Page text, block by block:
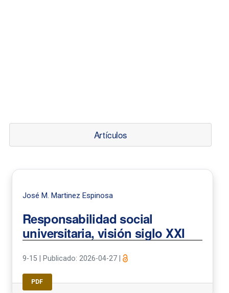
Artículos
José M. Martinez Espinosa
Responsabilidad social
universitaria, visión siglo XXI
9-15 Publicado: 2026-04-27
PDF